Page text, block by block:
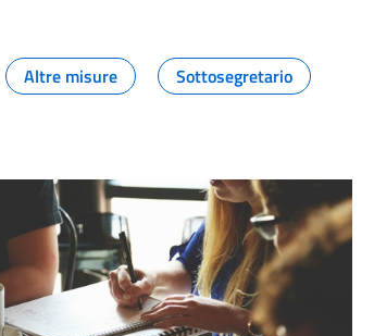
Altre misure
Sottosegretario